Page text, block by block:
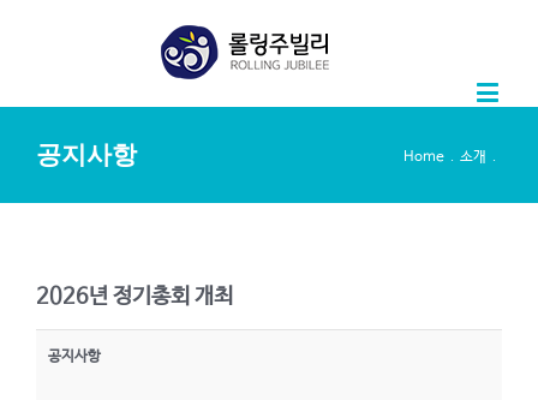
공지사항 Home 소개
2026년 정기총회 개최
공지사항